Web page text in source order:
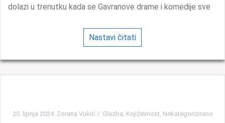
dolazi u trenutku kada se Gavranove drame i komedije sve
Nastavi čitati
20. lipnja 2024. Zorana Vukić Glazba, Književnost, Nekategorizirano